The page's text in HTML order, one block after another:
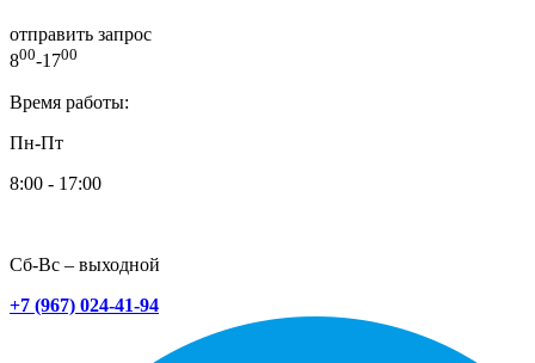
отправить запрос
800-1700
Время работы:
Пн-Пт
8:00 - 17:00
Сб-Вс – выходной
+7 (967) 024-41-94